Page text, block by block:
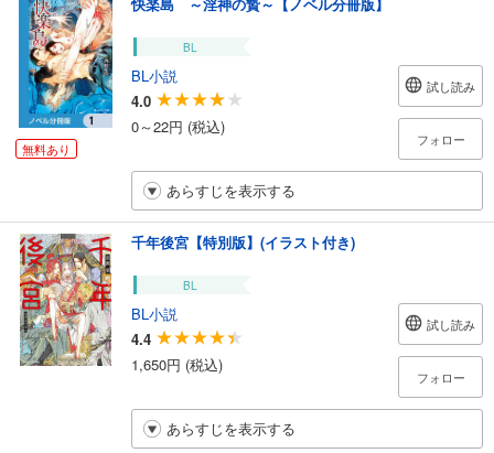
無料あり
BL
BL小説
4.0
0～22円 (税込)
試し読み
フォロー
あらすじを表示する
千年後宮【特別版】(イラスト付き)
BL
BL小説
4.4
1,650円 (税込)
試し読み
フォロー
あらすじを表示する